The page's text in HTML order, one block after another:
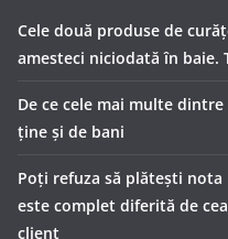
Cele două produse de
amesteci niciodată în baie.
De ce cele mai multe
ține și de bani
Poți refuza să plătești nota
este complet diferită de
client